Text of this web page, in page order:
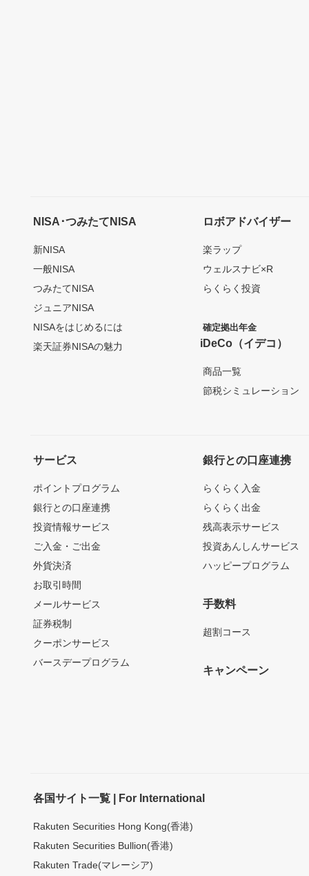
NISA･つみたてNISA
新NISA
一般NISA
つみたてNISA
ジュニアNISA
NISAをはじめるには
楽天証券NISAの魅力
ロボアドバイザー
楽ラップ
ウェルスナビ×R
らくらく投資
確定拠出年金
iDeCo（イデコ）
商品一覧
節税シミュレーション
サービス
ポイントプログラム
銀行との口座連携
投資情報サービス
ご入金・ご出金
外貨決済
お取引時間
メールサービス
証券税制
クーポンサービス
バースデープログラム
銀行との口座連携
らくらく入金
らくらく出金
残高表示サービス
投資あんしんサービス
ハッピープログラム
手数料
超割コース
キャンペーン
各国サイト一覧 | For International
Rakuten Securities Hong Kong(香港)
Rakuten Securities Bullion(香港)
Rakuten Trade(マレーシア)